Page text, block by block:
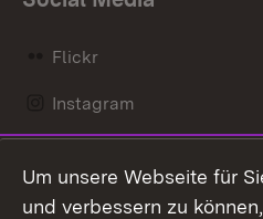
Flickr
Instagram
Mastodon
Um unsere Webseite für
und verbessern zu